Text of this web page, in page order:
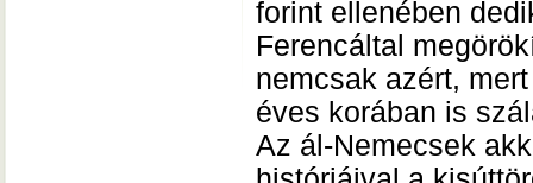
forint ellenében
Ferencáltal
nemcsak azért,
éves korában is
Az ál-Nemecsek